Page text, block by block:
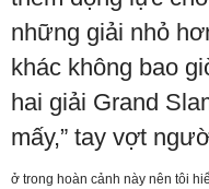
những giải nhỏ
khác không bao
hai giải Grand
mấy,” tay vợt
ở trong hoàn cảnh này nên tôi